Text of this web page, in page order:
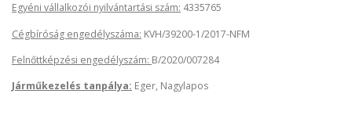
Egyéni vállalkozói nyilvántartási szám: 4335765
Cégbíróság engedélyszáma: KVH/39200-1/2017-NFM
Felnőttképzési engedélyszám: B/2020/007284
Járműkezelés tanpálya: Eger, Nagylapos